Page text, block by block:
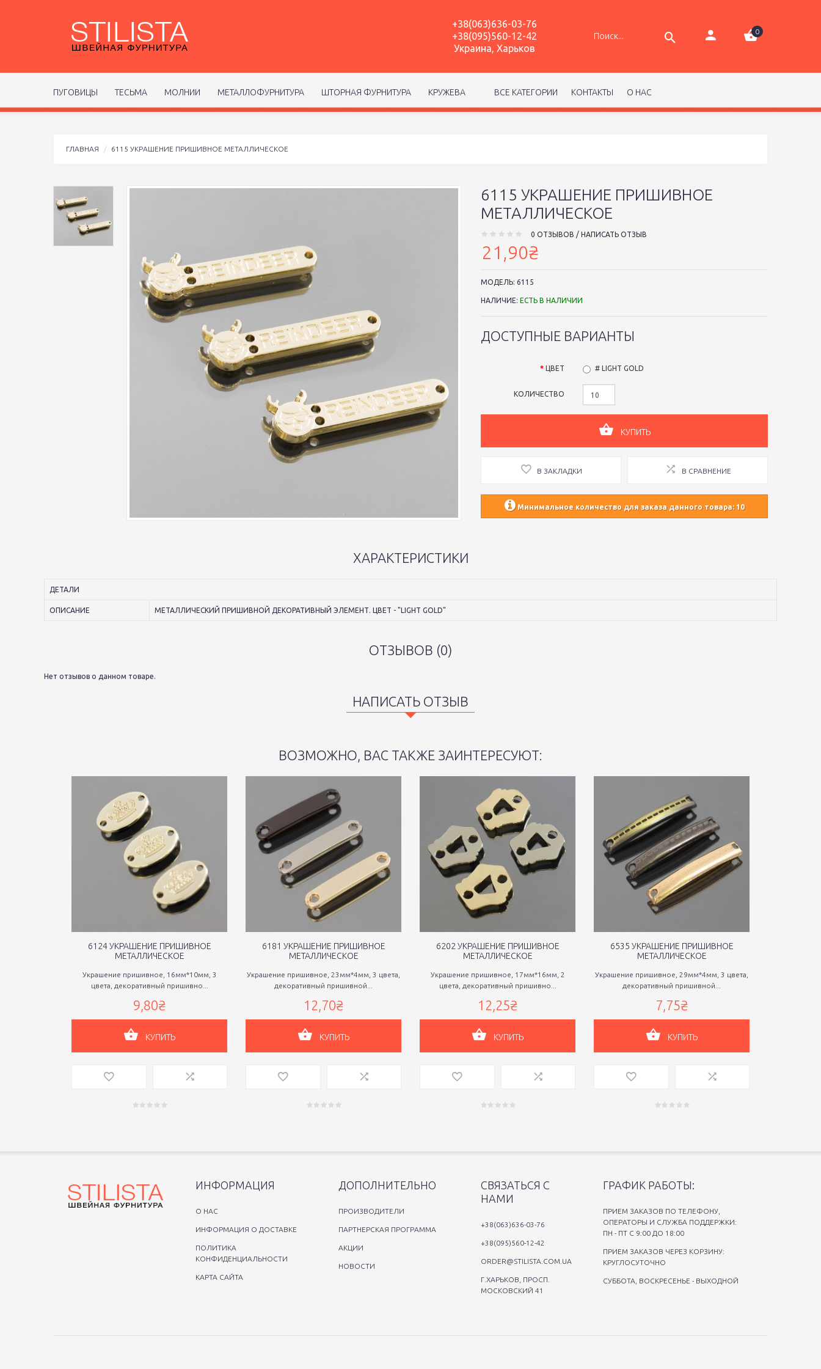
+38(063)636-03-76
+38(095)560-12-42
Украина, Харьков
0
ПУГОВИЦЫ ТЕСЬМА МОЛНИИ МЕТАЛЛОФУРНИТУРА ШТОРНАЯ ФУРНИТУРА КРУЖЕВА ВСЕ КАТЕГОРИИ КОНТАКТЫ О НАС
ГЛАВНАЯ 6115 УКРАШЕНИЕ ПРИШИВНОЕ МЕТАЛЛИЧЕСКОЕ
6115 УКРАШЕНИЕ ПРИШИВНОЕ
МЕТАЛЛИЧЕСКОЕ
0 ОТЗЫВОВ / НАПИСАТЬ ОТЗЫВ
21,90₴
МОДЕЛЬ: 6115
НАЛИЧИЕ: ЕСТЬ В НАЛИЧИИ
ДОСТУПНЫЕ ВАРИАНТЫ
ЦВЕТ # LIGHT GOLD
КОЛИЧЕСТВО
КУПИТЬ
В ЗАКЛАДКИ В СРАВНЕНИЕ
Минимальное количество для заказа данного товара: 10
ХАРАКТЕРИСТИКИ
ДЕТАЛИ
ОПИСАНИЕ МЕТАЛЛИЧЕСКИЙ ПРИШИВНОЙ ДЕКОРАТИВНЫЙ ЭЛЕМЕНТ. ЦВЕТ - "LIGHT GOLD"
ОТЗЫВОВ (0)
Нет отзывов о данном товаре.
НАПИСАТЬ ОТЗЫВ
ВОЗМОЖНО, ВАС ТАКЖЕ ЗАИНТЕРЕСУЮТ:
6124 УКРАШЕНИЕ ПРИШИВНОЕ
МЕТАЛЛИЧЕСКОЕ
Украшение пришивное, 16мм*10мм, 3
цвета, декоративный пришивно...
9,80₴
КУПИТЬ
6181 УКРАШЕНИЕ ПРИШИВНОЕ
МЕТАЛЛИЧЕСКОЕ
Украшение пришивное, 23мм*4мм, 3 цвета,
декоративный пришивной...
12,70₴
КУПИТЬ
6202 УКРАШЕНИЕ ПРИШИВНОЕ
МЕТАЛЛИЧЕСКОЕ
Украшение пришивное, 17мм*16мм, 2
цвета, декоративный пришивно...
12,25₴
КУПИТЬ
6535 УКРАШЕНИЕ ПРИШИВНОЕ
МЕТАЛЛИЧЕСКОЕ
Украшение пришивное, 29мм*4мм, 3 цвета,
декоративный пришивной...
7,75₴
КУПИТЬ
ИНФОРМАЦИЯ
O НАС
ИНФОРМАЦИЯ О ДОСТАВКЕ
ПОЛИТИКА
КОНФИДЕНЦИАЛЬНОСТИ
КАРТА САЙТА
ДОПОЛНИТЕЛЬНО
ПРОИЗВОДИТЕЛИ
ПАРТНЕРСКАЯ ПРОГРАММА
АКЦИИ
НОВОСТИ
СВЯЗАТЬСЯ С
НАМИ
+38(063)636-03-76
+38(095)560-12-42
ORDER@STILISTA.COM.UA
Г.ХАРЬКОВ, ПРОСП.
МОСКОВСКИЙ 41
ГРАФИК РАБОТЫ:
ПРИЕМ ЗАКАЗОВ ПО ТЕЛЕФОНУ,
ОПЕРАТОРЫ И СЛУЖБА ПОДДЕРЖКИ:
ПН - ПТ С 9:00 ДО 18:00
ПРИЕМ ЗАКАЗОВ ЧЕРЕЗ КОРЗИНУ:
КРУГЛОСУТОЧНО
СУББОТА, ВОСКРЕСЕНЬЕ - ВЫХОДНОЙ